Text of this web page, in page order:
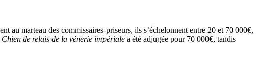
au marteau des commissaires-priseurs, ils s’échelonnent entre 20 et 70 000€,
Chien de relais de la vénerie impériale a été adjugée pour 70 000€, tandis